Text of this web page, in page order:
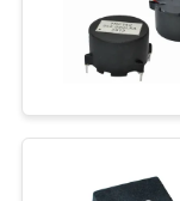
POLICY